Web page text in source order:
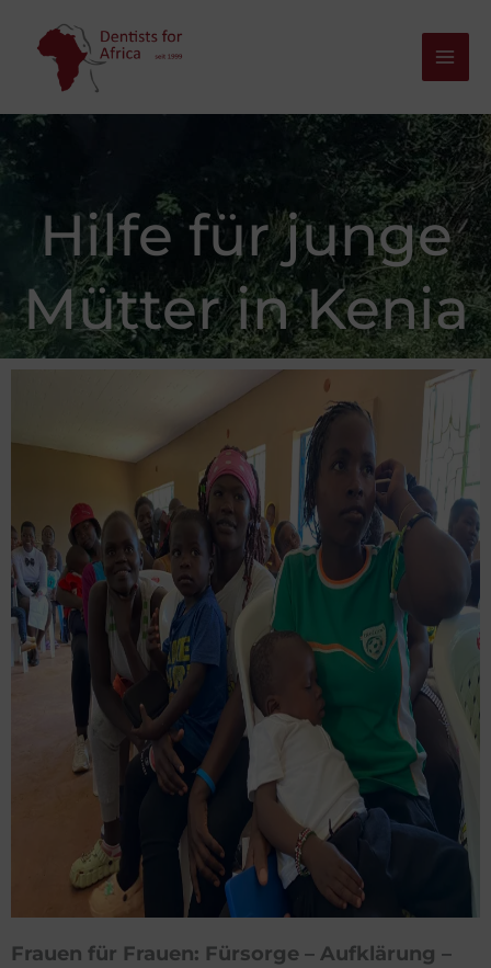
Inhalt
springen
Hilfe für junge
Mütter in Kenia
Frauen für Frauen: Fürsorge – Aufklärung –